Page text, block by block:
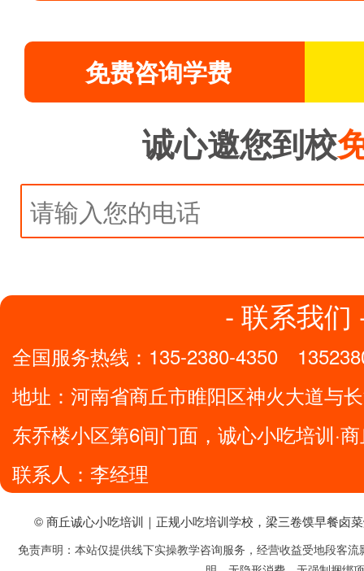
免费咨询学费
诚心邀您到校
- 联系我们
全国服务热线： 135-2380-4350
地址： 河南省商丘市睢阳区神火大道与
东乔楼小区第6间门面，诚心小吃培训·
联系人：李经理
© 商丘诚心小吃培训｜正规小吃培训学校，梁三卷馍早餐卤
免责声明：本站仅提供线下实操教学咨询服务，经营收益受地段客